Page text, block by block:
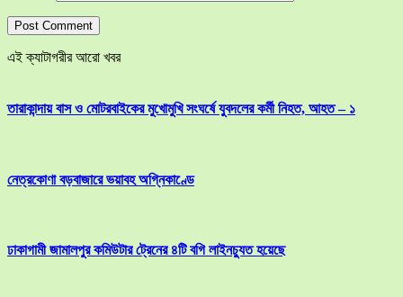
এই ক্যাটাগরীর আরো খবর
তারাকান্দায় বাস ও মোটরবাইকের মুখোমুখি সংঘর্ষে যুবদলের কর্মী নিহত, আহত – ১
নেত্রকোণা বড়বাজারে ভয়াবহ অগ্নিকাণ্ডে
ঢাকাগামী জামালপুর কমিউটার ট্রেনের ৪টি বগি লাইনচ্যুত হয়েছে